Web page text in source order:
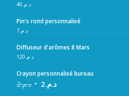
د.م.40
Pin's rond personnalisé
د.م.7
Diffuseur d'arômes 8 Mars
د.م.120
Crayon personnalisé bureau
د.م.2 د.م.2